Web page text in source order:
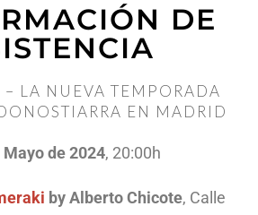
DE
LA NUEVA TEMPORADA
EN MADRID
Mayo de 2024, 20:00h
by Alberto Chicote, Calle